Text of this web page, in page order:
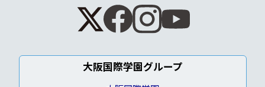
大阪国際学園グループ